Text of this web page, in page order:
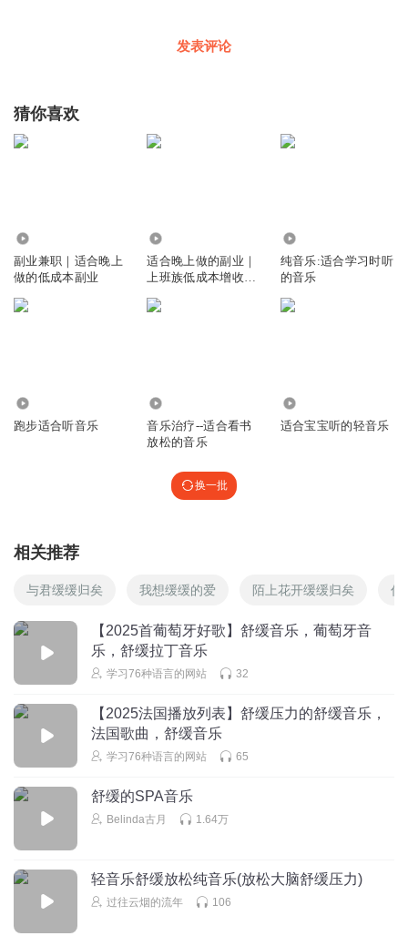
发表评论
猜你喜欢
副业兼职｜适合晚上
做的低成本副业
适合晚上做的副业｜
上班族低成本增收秘
纯音乐:适合学习时听
的音乐
跑步适合听音乐
音乐治疗--适合看书
放松的音乐
适合宝宝听的轻音乐
换一批
相关推荐
与君缓缓归矣 我想缓缓的爱 陌上花开缓缓归矣 你
【2025首葡萄牙好歌】舒缓音乐，葡萄牙音
乐，舒缓拉丁音乐
学习76种语言的网站 32
【2025法国播放列表】舒缓压力的舒缓音乐，
法国歌曲，舒缓音乐
学习76种语言的网站 65
舒缓的SPA音乐
Belinda古月 1.64万
轻音乐舒缓放松纯音乐(放松大脑舒缓压力)
过往云烟的流年 106